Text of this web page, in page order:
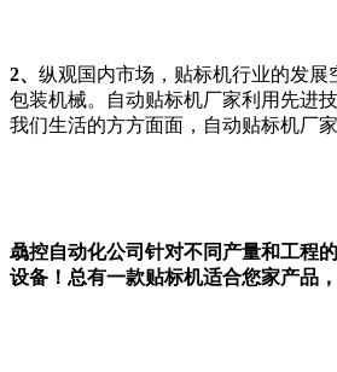
2、 纵观国内市场，贴标机行业的发
包装机械。自动贴标机厂家利用先进
我们生活的方方面面，自动贴标机厂
骉控自动化公司针对不同产量和工程
设备！总有一款贴标机适合您家产品